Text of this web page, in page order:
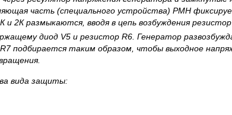
часть (специального устройства) РМН
2К размыкаются, вводя в цепь возбуждения резистор
диод V5 и резистор R6. Генератор
R7 подбирается таким образом, чтобы выходное
вида защиты: